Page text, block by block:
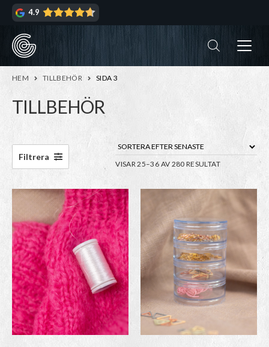
Hoppa
navigering
Hoppa
innehåll
4.9
HEM TILLBEHÖR SIDA 3
TILLBEHÖR
VISAR 25–36 AV 280 RESULTATSORTERA
Filtrera